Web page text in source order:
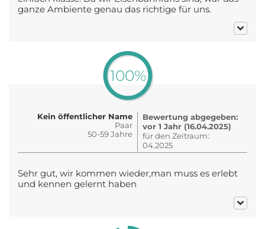
ganze Ambiente genau das richtige für uns.
100%
Kein öffentlicher Name
Paar
50-59 Jahre
Bewertung abgegeben:
vor 1 Jahr (16.04.2025)
für den Zeitraum:
04.2025
Sehr gut, wir kommen wieder,man muss es erlebt
und kennen gelernt haben